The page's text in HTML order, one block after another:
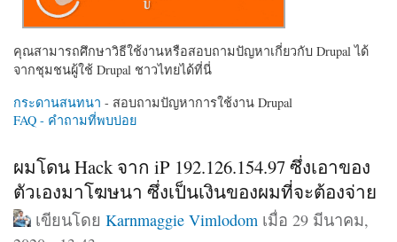
คุณสามารถศึกษาวิธีใช้งานหรือสอบถามปัญหาเกี่ยวกับ Drupal ได้
จากชุมชนผู้ใช้ Drupal ชาวไทยได้ที่นี่
กระดานสนทนา - สอบถามปัญหาการใช้งาน Drupal
FAQ - คำถามที่พบบ่อย
ผมโดน Hack จาก iP 192.126.154.97 ซึ่งเอาของ
ตัวเองมาโฆษนา ซึ่งเป็นเงินของผมที่จะต้องจ่าย
เขียนโดย Karnmaggie Vimlodom เมื่อ 29 มีนาคม,